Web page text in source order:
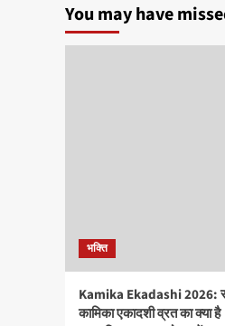
You may have
भक्ति
Kamika Ekadashi 2026:
कामिका एकादशी व्रत का क्या है